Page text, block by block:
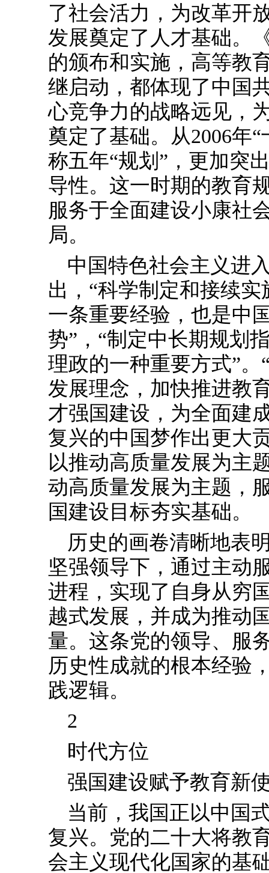
了社会活力，为改革开
发展奠定了人才基础。
的颁布和实施，高等教
继启动，都体现了中国
心竞争力的战略远见，
奠定了基础。从2006年
称五年“规划”，更加突
导性。这一时期的教育
服务于全面建设小康社
局。
中国特色社会主义进
出，“科学制定和接续
一条重要经验，也是中
势”，“制定中长期规划
理政的一种重要方式”
发展理念，加快推进教
才强国建设，为全面建
复兴的中国梦作出更大
以推动高质量发展为主
动高质量发展为主题，
国建设目标夯实基础。
历史的画卷清晰地表
坚强领导下，通过主动
进程，实现了自身从穷
越式发展，并成为推动
量。这条党的领导、服
历史性成就的根本经验
践逻辑。
2
时代方位
强国建设赋予教育新
当前，我国正以中国
复兴。党的二十大将教
会主义现代化国家的基